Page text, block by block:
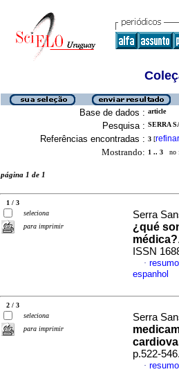
Base de dados : article
Pesquisa : SERRA
Referências encontradas : 3 [refinar
Mostrando: 1 .. 3 no
página 1 de 1
1 / 3
seleciona
para imprimir
Serra
¿qué
médica?
ISSN
·
espanhol
2 / 3
seleciona
para imprimir
Serra
p.522-
·